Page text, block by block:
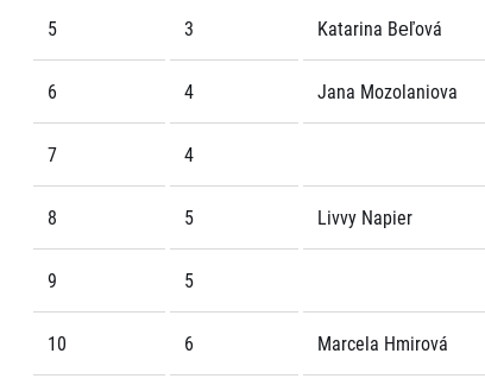
5 3 Katarina Beľová
6 4 Jana Mozolaniova
7 4
8 5 Livvy Napier
9 5
10 6 Marcela Hmirová